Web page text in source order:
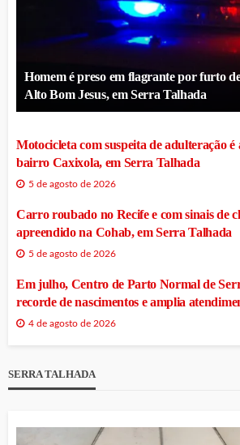
Homem é preso em flagrante por furto
Alto Bom Jesus, em Serra Talhada
Motocicleta com suspeita de adulteração
bairro Caxixola, em Serra Talhada
5 de agosto de 2026
Carro roubado no Recife e com sinais de
apreendido na Cohab, em Serra Talhada
5 de agosto de 2026
Em julho, Centro de Parto Normal de
recorde de nascimentos e amplia
4 de agosto de 2026
SERRA TALHADA